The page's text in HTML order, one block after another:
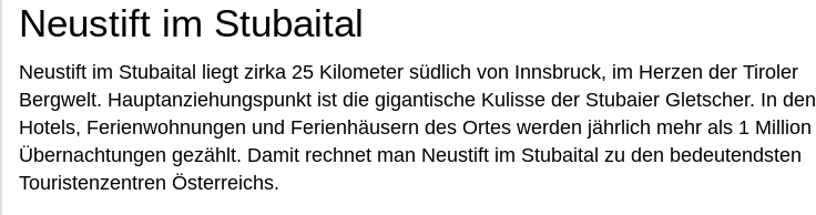
Neustift im Stubaital
Neustift im Stubaital liegt zirka 25 Kilometer südlich von Innsbruck, im Herzen der Tiroler
Bergwelt. Hauptanziehungspunkt ist die gigantische Kulisse der Stubaier Gletscher. In den
Hotels, Ferienwohnungen und Ferienhäusern des Ortes werden jährlich mehr als 1 Million
Übernachtungen gezählt. Damit rechnet man Neustift im Stubaital zu den bedeutendsten
Touristenzentren Österreichs.